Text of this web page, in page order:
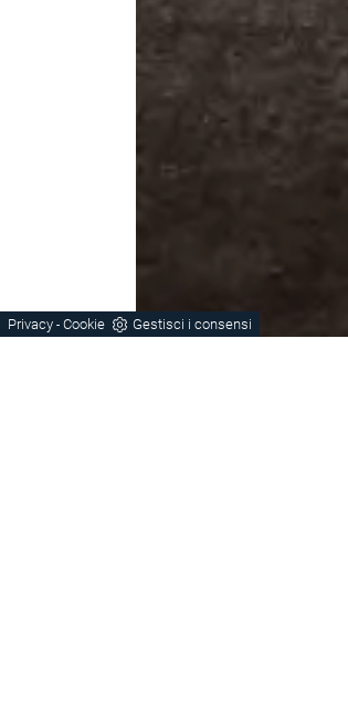
Privacy - Cookie Gestisci i consensi